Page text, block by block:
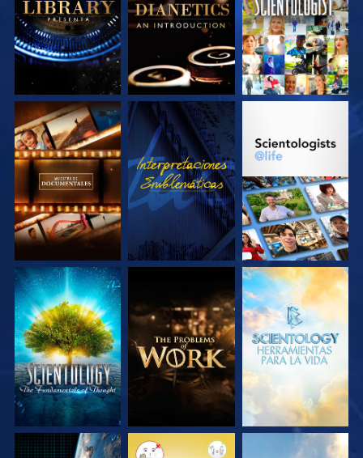
SERIES SERIES
EXPLORA LAS
SERIES
VE
EXPLORA LAS
EXPLORA LAS
SERIES
EXPLORA LAS
SERIES
EXPLORA LAS
SERIES